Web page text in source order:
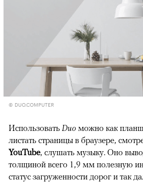
© DUO.COMPUTER
Использовать Duo можно как
листать страницы в браузере,
YouTube, слушать музыку. Оно
толщиной всего 1,9 мм полезную
статус загруженности дорог и так